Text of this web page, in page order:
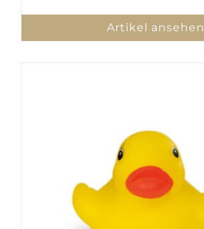
Artikel ansehen